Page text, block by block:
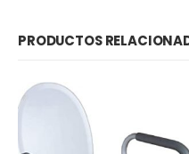
PRODUCTOS